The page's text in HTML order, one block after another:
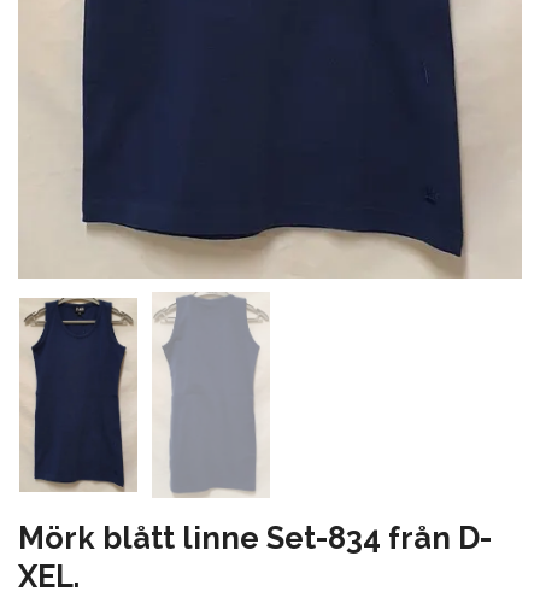
Mörk blått linne Set-834 från D-
XEL.